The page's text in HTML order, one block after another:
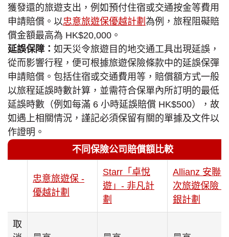
獲發還的旅遊支出，例如預付住宿或交通按金等費用
申請賠償。以忠意旅遊保優越計劃 為例，旅程阻礙賠
償金額最高為 HK$20,000。
延誤保障： 如天災令旅遊目的地交通工具出現延誤，
從而影響行程，便可根據旅遊保險條款中的延誤保彈
申請賠償。包括住宿或交通費用等，賠償額方式一般
以旅程延誤時數計算，並需符合保單內所訂明的最低
延誤時數（例如每滿 6 小時延誤賠償 HK$500），故
如遇上相關情況，謹記必須保留有關的單據及文件以
作證明。
不同保險公司賠償額比較
忠意旅遊保 -
優越計劃
Starr「卓悅
遊」- 非凡計
劃
Allianz 安聯
次旅遊保險 -
銀計劃
取